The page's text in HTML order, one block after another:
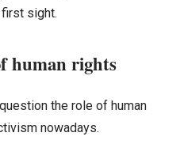
sight.
human rights
the role of human
nowadays.